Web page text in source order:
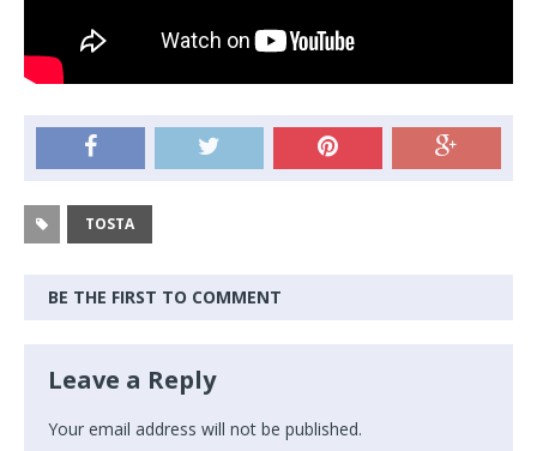
TOSTA
BE THE FIRST TO COMMENT
Leave a Reply
Your email address will not be published.